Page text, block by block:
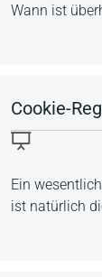
Wann ist
Cookie-
Ein
ist natürlich